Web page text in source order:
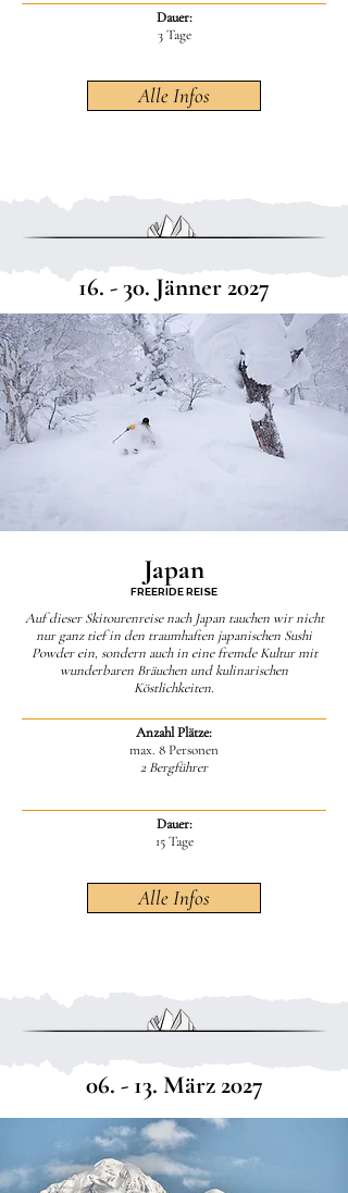
Dauer:
3 Tage
Alle Infos
16. - 30. Jänner 2027
Japan
FREERIDE REISE
Auf dieser Skitourenreise nach Japan tauchen wir nicht
nur ganz tief in den traumhaften japanischen Sushi
Powder ein, sondern auch in eine fremde Kultur mit
wunderbaren Bräuchen und kulinarischen
Köstlichkeiten.
Anzahl Plätze:
max. 8 Personen
2 Bergführer
Dauer:
15 Tage
Alle Infos
06. - 13. März 2027